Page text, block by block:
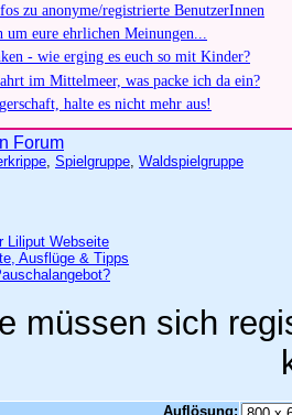
zu anonyme/registrierte BenutzerInnen
eure ehrlichen Meinungen...
- wie erging es euch so mit Kinder?
im Mittelmeer, was packe ich da ein?
halte es nicht mehr aus!
, Spielgruppe, Waldspielgruppe
Liliput Webseite
Ausflüge & Tipps
müssen sich
Auflösung: